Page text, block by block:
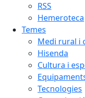
RSS
Hemeroteca
Temes
Medi rural i
Hisenda
Cultura i
Tecnologies